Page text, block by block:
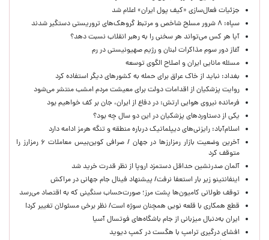
جزئیات فعال‌سازی «کیف پول ایران» اعلام شد
سپاه: ۸ شرور مسلح شاخص و مرتبط گروهک‌های تروریستی دستگیر شدند
آیا هر کس می‌تواند هر سخنی را به رهبر انقلاب نسبت دهد؟
آغاز دور سوم مذاکرات لبنان و رژیم صهیونیستی در رم
مسئله مانایی ایران و اصلاح الگوی توسعه
بغداد: نباید از خاک عراق برای حمله به کشورهای دیگر استفاده کرد
روایت پزشکیان از اقدامات دولت برای معیشت مردم امشب منتشر می‌شود
فرمانده نیروی هوایی ارتش: در دفاع از ایران، جان بر کف خواهیم بود
یکی از دستاوردهای پزشکیان در این دو سال چه بود؟
اسلام‌آباد: رایزنی‌های دیپلماتیک درباره منطقه و تنگه هرمز ادامه دارد
آخرین وضعیت بازار رمزارزها در جهان / صرافی کوین‌بیس معاملات ۶ رمزارز را
متوقف کرد
آلمان صدرنشین حداقل دستمزد اروپا از نظر قدرت خرید شد
اینفانتینو زیر بار استعفا نرفت/ پیشنهاد فینال جام جهانی در مراکش
توقف طولانی کامیون‌ها پشت مرز؛ صورت‌حساب سنگینی که به اقتصاد می‌رسد
قطع همکاری با قلعه نویی همچنان سوژه است/ نظر برخی مسئولان تغییر کرد!
ایران به‌دنبال میزبانی از جام باشگاه‌های فوتسال آسیا
افشای درگیری ترامپ با هگست در کمپ دیوید